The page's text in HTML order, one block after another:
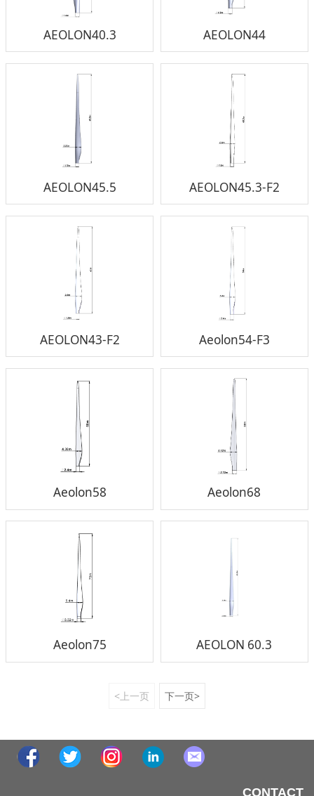
AEOLON40.3 AEOLON44
AEOLON45.5 AEOLON45.3-F2
AEOLON43-F2 Aeolon54-F3
Aeolon58 Aeolon68
Aeolon75 AEOLON 60.3
<上一页 下一页>
CONTACT